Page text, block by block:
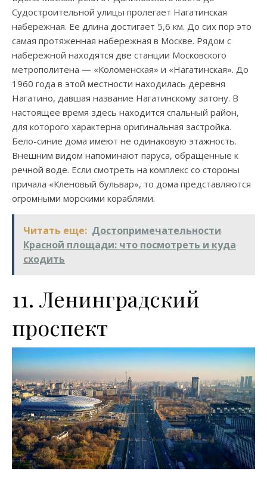
Судостроительной улицы пролегает Нагатинская
набережная. Ее длина достигает 5,6 км. До сих пор это
самая протяженная набережная в Москве. Рядом с
набережной находятся две станции Московского
метрополитена — «Коломенская» и «Нагатинская». До
1960 года в этой местности находилась деревня
Нагатино, давшая название Нагатинскому затону. В
настоящее время здесь находится спальный район,
для которого характерна оригинальная застройка.
Бело-синие дома имеют не одинаковую этажность.
Внешним видом напоминают паруса, обращенные к
речной воде. Если смотреть на комплекс со стороны
причала «Кленовый бульвар», то дома представляются
огромными морскими кораблями.
Читать еще: До­сто­при­ме­ча­тель­но­сти
Красной площади: что посмотреть и куда
сходить
11. Ленинградский
проспект